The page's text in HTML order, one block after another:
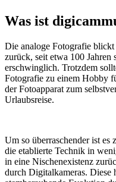
Was ist
Die analoge Fotografie
zurück, seit etwa 100 Jahren
erschwinglich. Trotzdem
Fotografie zu einem Hobby
der Fotoapparat zum
Urlaubsreise.
Um so überraschender ist
die etablierte Technik in
in eine Nischenexistenz
durch Digitalkameras. Diese